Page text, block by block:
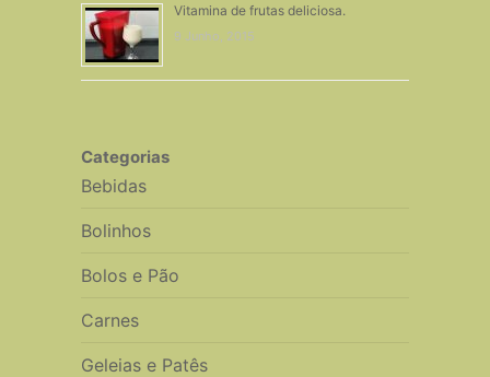
Vitamina de frutas deliciosa.
9 Junho, 2015
Categorias
Bebidas
Bolinhos
Bolos e Pão
Carnes
Geleias e Patês